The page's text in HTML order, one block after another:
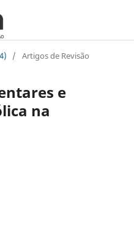
/ Artigos de Revisão
e
na